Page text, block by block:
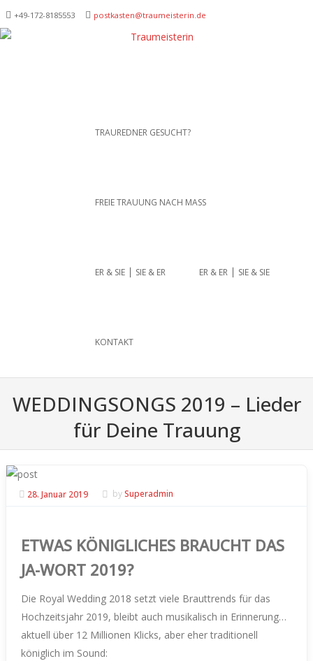
+49-172-­8185553 postkasten@traumeisterin.de
Traurednerein München,
Leidenschaft
SKIP TO CONTENT
TRAUREDNER GESUCHT?
FREIE TRAUUNG NACH MASS
ER & SIE ⎪ SIE & ER ER & ER ⎪ SIE & SIE
KONTAKT
WEDDINGSONGS 2019 – Lieder
für Deine Trauung
28. Januar 2019 bySuperadmin
ETWAS KÖNIGLICHES BRAUCHT DAS
JA-WORT 2019?
Die Royal Wedding 2018 setzt viele Brauttrends für das
Hochzeitsjahr 2019, bleibt auch musikalisch in Erinnerung…
aktuell über 12 Millionen Klicks, aber eher traditionell
königlich im Sound: